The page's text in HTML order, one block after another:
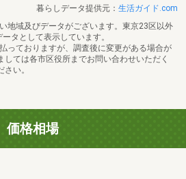
暮らしデータ提供元： 生活ガイド.com
地域及びデータがございます。東京23区以外
タとして表示しています。
っておりますが、調査後に変更がある場合が
ては各市区役所までお問い合わせいただく
い。
価格相場